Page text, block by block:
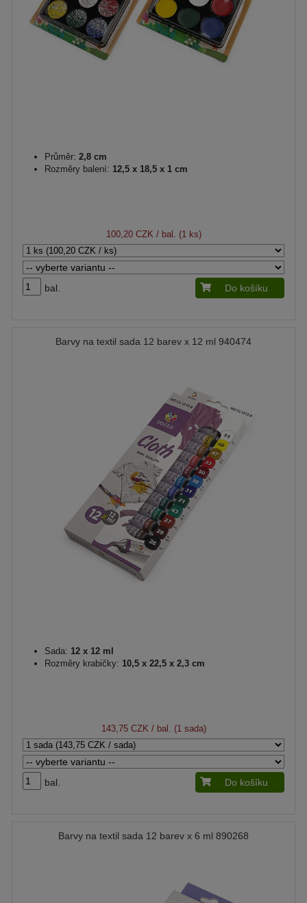
Průměr: 2,8 cm
Rozměry balení: 12,5 x 18,5 x 1 cm
100,20 CZK / bal. (1 ks)
bal. Do košíku
Barvy na textil sada 12 barev x 12 ml 940474
Sada: 12 x 12 ml
Rozměry krabičky: 10,5 x 22,5 x 2,3 cm
143,75 CZK / bal. (1 sada)
bal. Do košíku
Barvy na textil sada 12 barev x 6 ml 890268